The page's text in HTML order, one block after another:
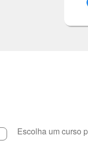
Escolha um curso